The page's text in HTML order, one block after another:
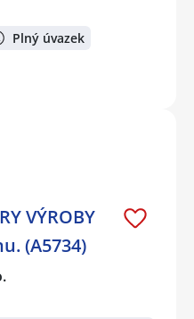
Plný úvazek
VÝROBY
(A5734)